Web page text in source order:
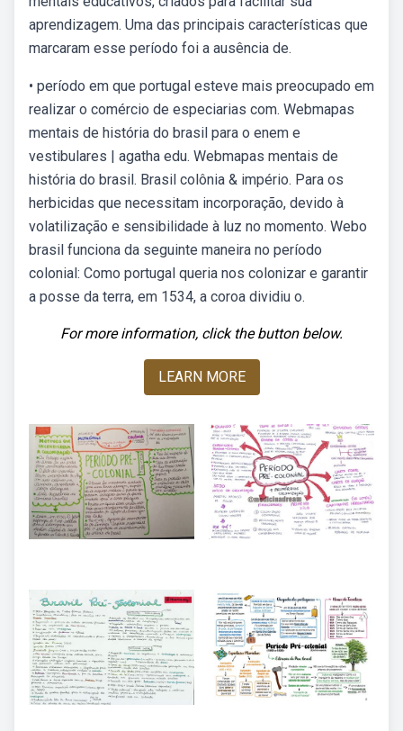
aprendizagem. Uma das principais características que
marcaram esse período foi a ausência de.
• período em que portugal esteve mais preocupado em
realizar o comércio de especiarias com. Webmapas
mentais de história do brasil para o enem e
vestibulares | agatha edu. Webmapas mentais de
história do brasil. Brasil colônia & império. Para os
herbicidas que necessitam incorporação, devido à
volatilização e sensibilidade à luz no momento. Webo
brasil funciona da seguinte maneira no período
colonial: Como portugal queria nos colonizar e garantir
a posse da terra, em 1534, a coroa dividiu o.
For more information, click the button below.
LEARN MORE